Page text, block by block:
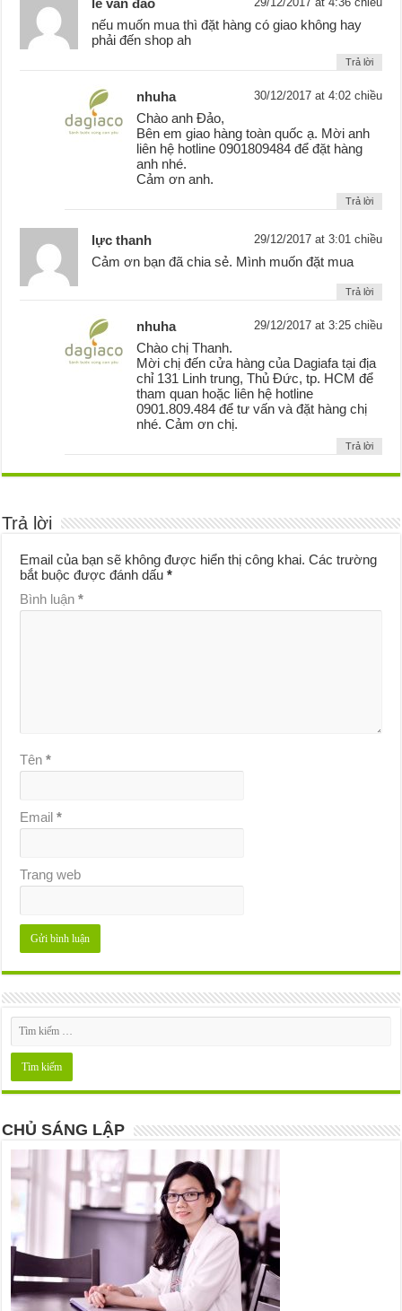
lê văn đảo
nếu muốn mua thì đặt hàng có giao không hay
phải đến shop ah
Trả lời
nhuha 30/12/2017 at 4:02 chiều
Chào anh Đảo,
Bên em giao hàng toàn quốc ạ. Mời anh
liên hệ hotline 0901809484 để đặt hàng
anh nhé.
Cảm ơn anh.
Trả lời
lực thanh 29/12/2017 at 3:01 chiều
Cảm ơn bạn đã chia sẻ. Mình muốn đặt mua
Trả lời
nhuha 29/12/2017 at 3:25 chiều
Chào chị Thanh.
Mời chị đến cửa hàng của Dagiafa tại địa
chỉ 131 Linh trung, Thủ Đức, tp. HCM để
tham quan hoặc liên hệ hotline
0901.809.484 để tư vấn và đặt hàng chị
nhé. Cảm ơn chị.
Trả lời
Trả lời
Email của bạn sẽ không được hiển thị công khai. Các trường
bắt buộc được đánh dấu*
Bình luận*
Tên*
Email*
Trang web
CHỦ SÁNG LẬP